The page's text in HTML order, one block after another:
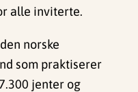
alle inviterte.
norske
som praktiserer
jenter og